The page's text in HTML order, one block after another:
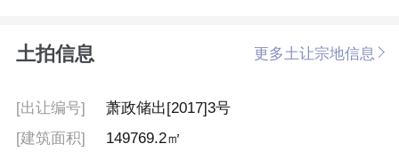
土拍信息 更多土让宗地信息
[出让编号]
萧政储出[2017]3号
[建筑面积]
149769.2㎡